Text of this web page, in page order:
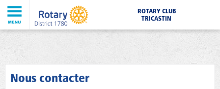
ROTARY CLUB
TRICASTIN
Nous contacter